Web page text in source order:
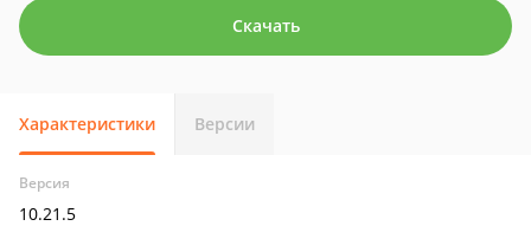
Скачать
Характеристики Версии
Версия
10.21.5